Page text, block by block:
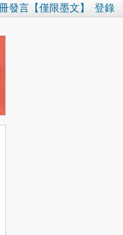
發言【僅限墨文】 登錄